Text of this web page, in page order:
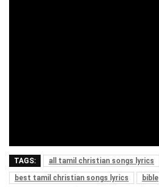
TAGS:
all tamil christian songs lyrics
best tamil christian songs lyrics
bible